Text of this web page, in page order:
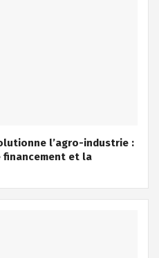
l’agro-industrie :
financement et la